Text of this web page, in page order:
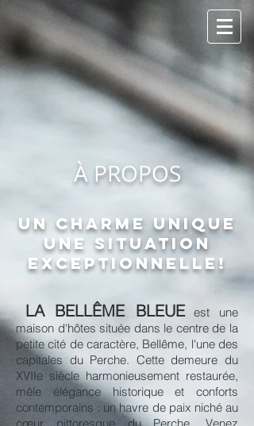
À PROPOS
UN charme UNIQUE
UNE SITUATION
EXCEPTIONNELLE!
LA BELLÊME BLEUEest une
maison d'hôtes située dans le centre de la
petite cité de caractère, Bellême, l'une des
capitales du Perche. Cette demeure du
XVIIe siècle harmonieusement restaurée,
mêle élégance historique et conforts
contemporains : un havre de paix niché au